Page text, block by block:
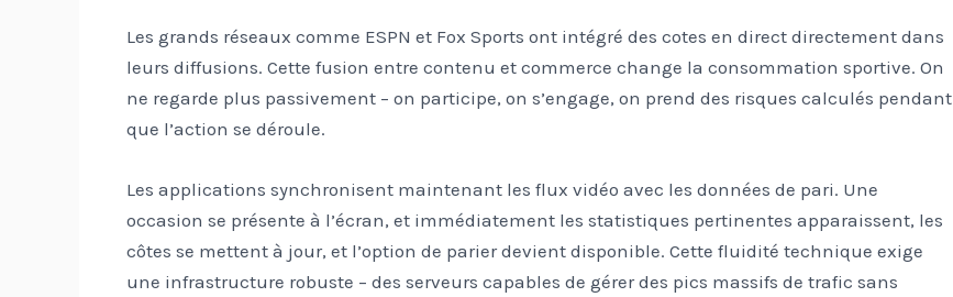
Les grands réseaux comme ESPN et Fox Sports ont intégré des cotes en direct directement dans
leurs diffusions. Cette fusion entre contenu et commerce change la consommation sportive. On
ne regarde plus passivement – on participe, on s’engage, on prend des risques calculés pendant
que l’action se déroule.
Les applications synchronisent maintenant les flux vidéo avec les données de pari. Une
occasion se présente à l’écran, et immédiatement les statistiques pertinentes apparaissent, les
côtes se mettent à jour, et l’option de parier devient disponible. Cette fluidité technique exige
une infrastructure robuste – des serveurs capables de gérer des pics massifs de trafic sans